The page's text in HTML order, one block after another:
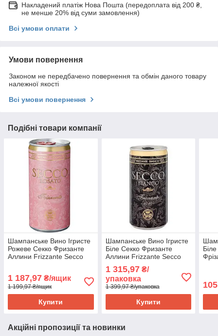
Накладений платіж Нова Пошта (передоплата від 200 ₴,
не менше 20% від суми замовлення)
Всі умови оплати
Умови повернення
Законом не передбачено повернення та обмін даного товару
належної якості
Всі умови повернення
Подібні товари компанії
Шампанське Вино Ігристе
Рожеве Секко Фризанте
Аллини Frizzante Secco
1 187,97 ₴/ящик
1 199,97 ₴/ящик
Купити
Шампанське Вино Ігристе
Біле Секко Фризанте
Аллини Frizzante Secco
Німеччина (12ш
1 315,97₴/
упаковка
1 399,97 ₴/упаковка
Купити
Акційні пропозиції та новинки